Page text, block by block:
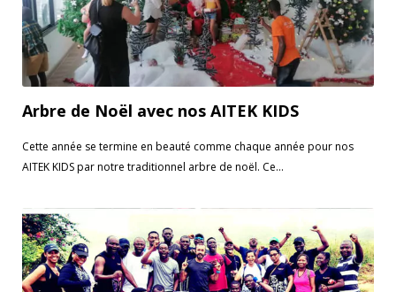
Arbre de Noël avec nos AITEK KIDS
Cette année se termine en beauté comme chaque année pour nos
AITEK KIDS par notre traditionnel arbre de noël. Ce...